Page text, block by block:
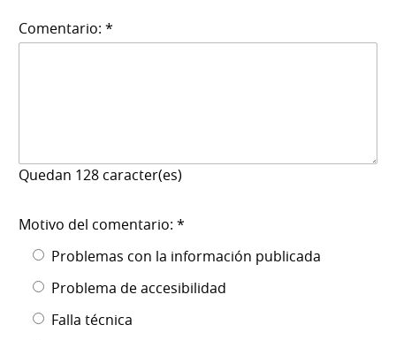
Comentario: *
Quedan 128 caracter(es)
Motivo del comentario: *
Problemas con la información publicada
Problema de accesibilidad
Falla técnica